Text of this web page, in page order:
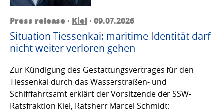
Press release · Kiel · 09.07.2026
Situation Tiessenkai: maritime Identität darf
nicht weiter verloren gehen
Zur Kündigung des Gestattungsvertrages für den
Tiessenkai durch das Wasserstraßen- und
Schifffahrtsamt erklärt der Vorsitzende der SSW-
Ratsfraktion Kiel, Ratsherr Marcel Schmidt: